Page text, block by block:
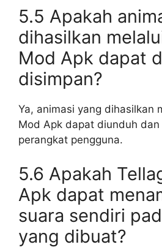
5.5 Apakah
dihasilkan
Mod Apk dapat
disimpan?
Ya, animasi yang dihasilkan
Mod Apk dapat diunduh
perangkat pengguna.
5.6 Apakah
Apk dapat
suara sendiri
yang dibuat?